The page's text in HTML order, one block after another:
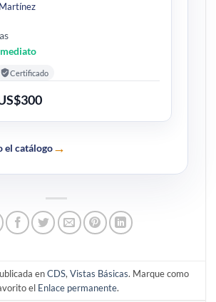
Certificado
el catálogo→
enCDS, Vistas Básicas. Marque como
el Enlace permanente.